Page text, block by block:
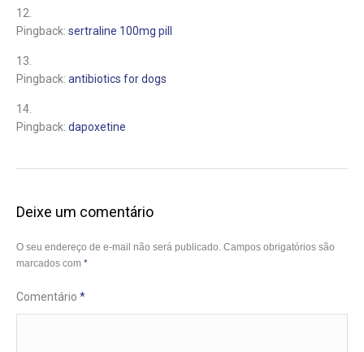
Pingback: sertraline 100mg pill
Pingback: antibiotics for dogs
Pingback: dapoxetine
Deixe um comentário
O seu endereço de e-mail não será publicado. Campos obrigatórios são
marcados com *
Comentário *